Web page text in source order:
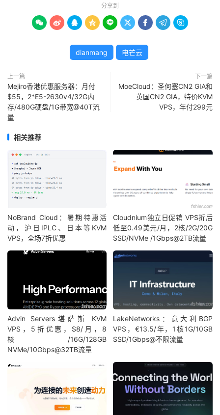
分享到
        
dianmang 电芒云
上一篇
Mejiro香港优惠服务器：月付
$55，2*E5-2630v4/32G内
存/480G硬盘/1G带宽@40T流
量
下一篇
MoeCloud：圣何塞CN2 GIA和
英国CN2 GIA，特价KVM
VPS，年付299元
相关推荐
NoBrand Cloud：暑期特惠活
动，沪日IPLC、日本等KVM
VPS，全场7折优惠
Cloudnium独立日促销 VPS折后
低至0.49美元/月，2核/2G/20G
SSD/NVMe /1Gbps@2TB流量
Advin Servers堪萨斯 KVM
VPS，5折优惠，$8/月，8
核/16G/128GB
NVMe/10Gbps@32TB流量
LakeNetworks：意大利BGP
VPS，€13.5/年，1核1G/10GB
SSD/1Gbps@不限流量